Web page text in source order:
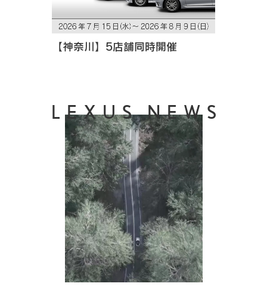
【神奈川】5店舗同時開催
LEXUS NEWS